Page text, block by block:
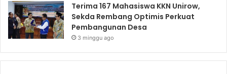
Terima 167 Mahasiswa KKN Unirow,
Sekda Rembang Optimis Perkuat
Pembangunan Desa
3 minggu ago